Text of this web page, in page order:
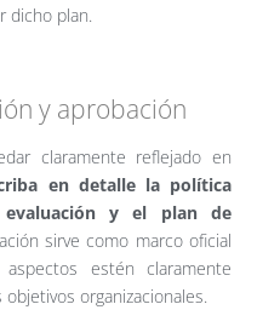
dicho plan.
y aprobación
claramente reflejado en
en detalle la política
y el plan de
sirve como marco oficial
estén claramente
organizacionales.